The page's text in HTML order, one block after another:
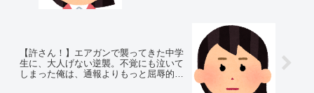
【許さん！】エアガンで襲ってきた中学
生に、大人げない逆襲。不覚にも泣いて
しまった俺は、通報よりもっと屈辱的な